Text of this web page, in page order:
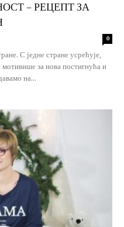
– РЕЦЕПТ ЗА
0
С једне стране усрећује,
за нова постигнућа и
на...